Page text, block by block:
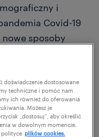
i
Covid-19
nowe sposoby
być gotowe na
Oznacza
polityki
wszyscy -
doświadczenie dostosowane
techniczne i pomóc nam
ich również do oferowania
Możesz je
„dostosuj”, aby określić
w dowolnym momencie.
polityce plików cookies.